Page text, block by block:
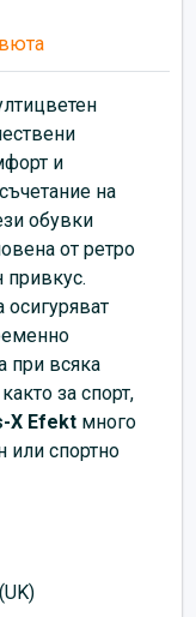
и
на
обувки
от ретро
привкус.
осигуряват
при всяка
за спорт,
X Efekt много
или спортно